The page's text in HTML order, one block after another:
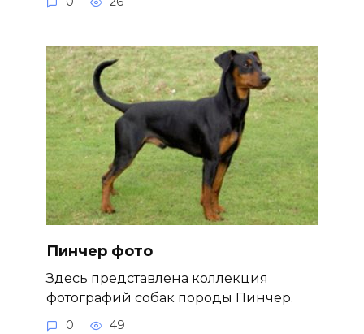
Пинчер фото
Здесь представлена коллекция
фотографий собак породы Пинчер.
0 49